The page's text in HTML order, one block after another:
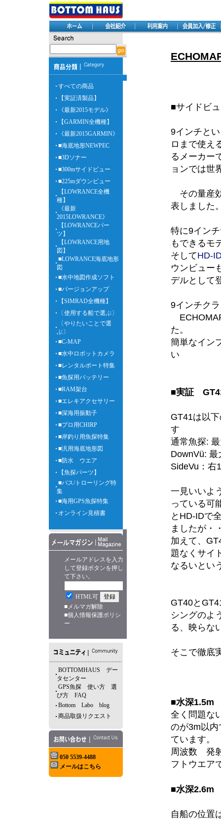
すべての商品
【実証済製品】
《最新2015モデル》
【GARMIN全機種】
《最新2015GARMIN》
■海底地形NEWPEC
■3Dソナー
■300mサイドビュー
■225mダウンビュー
【LOWRANCE全機
種】
《最新
2015LOWRANCE》
【LOWRANCEパー
ツ】
【LOWRANCE用地
図】
■LOWRANCE海底地形
図
■水中地図作成ソフト
■バージョンアップ
【SIMRAD全機種】
〔使用する船で選ぶ〕
〔やりたいことで選
ぶ〕
■C-MAP
■水中ロボットカメラ
■レンタルボート特集
■魚探用バッテリー
■RAM架台
■エレキアクセサリー
■深海用振動子
■プロ用CHIRP
■岸釣り用魚探特集
■汎用海底地形図
■防水 ウエア
【魚探パーツ】
■バス/トローリング特
集
■海用GPS魚探特集
オンライン見積書
メールアドレスを入力
して登録ボタンを押し
て下さい。
HTML可
■メルマガ解除
■個人情報保護ポリシ
ー
BOTTOMHAUS デー
タセンター
GPS魚探 使い方 選
び方 FAQ
Bottom Labo blog
商品取扱リクエスト
050 5539-4488
メールはこちら
■サイドビ
9インチと
ロまで使え
るメーカー
ョンでは世
その量産
表しました
特に9イン
もできるモ
そしてHD-
ウンビュー
デルとして
9インチク
た。
簡単なイン
い
■実証
GT41は以
す
通常魚探:
DownVü:
SideVu：
一見いいよ
っている可
とHD-IDで
ましたが・
加えて、
題なくサイ
なるいとい
GT40と
シングのよ
る、映らな
そこで徹底
■水深1.5m
全く問題な
のが3m以
ています。
周波数 発
フトウエア
■水深2.6m
自船の位置